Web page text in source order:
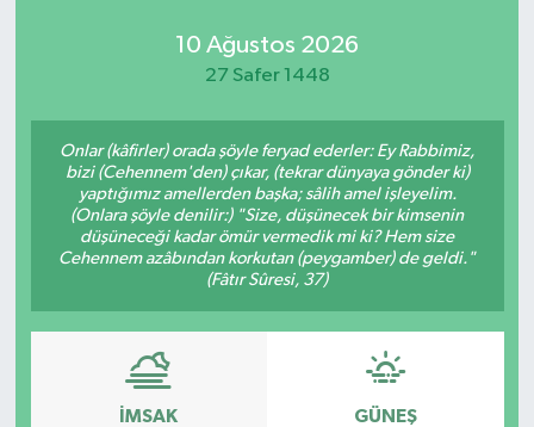
10 Ağustos 2026
27 Safer 1448
Onlar (kâfirler) orada şöyle feryad ederler: Ey Rabbimiz,
bizi (Cehennem'den) çıkar, (tekrar dünyaya gönder ki)
yaptığımız amellerden başka; sâlih amel işleyelim.
(Onlara şöyle denilir:) "Size, düşünecek bir kimsenin
düşüneceği kadar ömür vermedik mi ki? Hem size
Cehennem azâbından korkutan (peygamber) de geldi."
(Fâtır Sûresi, 37)
İMSAK GÜNEŞ